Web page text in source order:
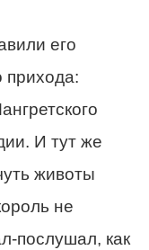
его
прихода:
И тут же
животы
не
послушал, как